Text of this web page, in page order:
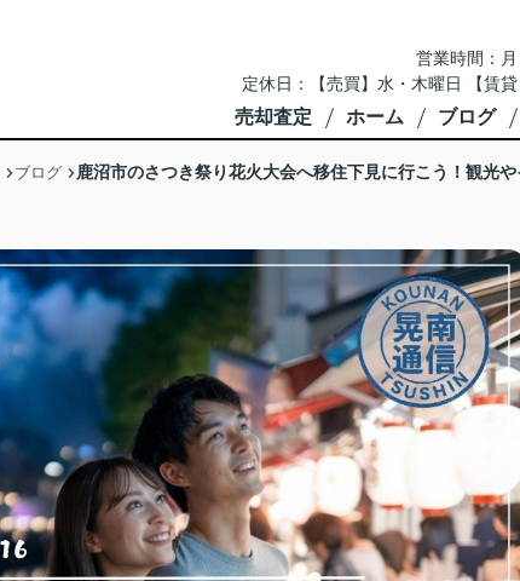
営業時間：
定休日：【売買】水・木曜日 【賃
売却査定 ホーム ブログ
ブログ 鹿沼市のさつき祭り花火大会へ移住下見に行こう！観光